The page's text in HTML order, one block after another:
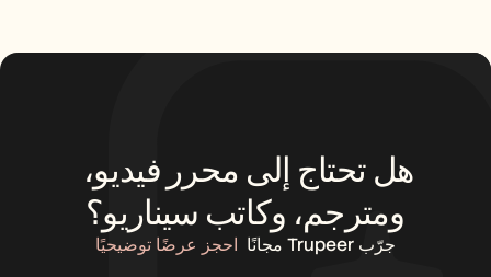
ومترجم، وكاتب سيناريو؟
جرّب Trupeer مجانًا احجز عرضًا توضيحيًا